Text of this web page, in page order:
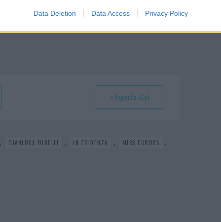
Data Deletion Data Access Privacy Policy
+ Esporta iCal
, GIANLUCA FUBELLI , IN EVIDENZA , MISS EUROPA ,